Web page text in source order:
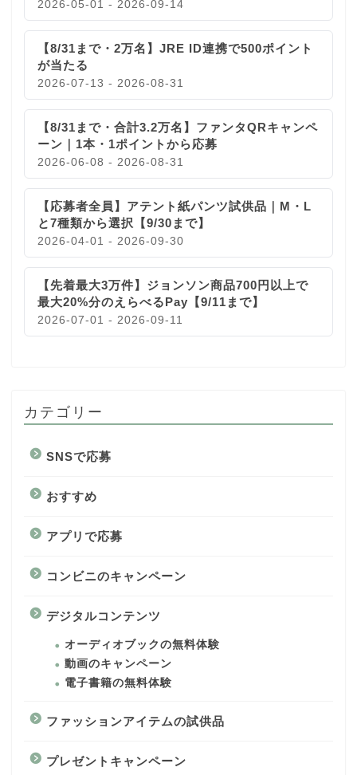
2026-05-01 - 2026-09-14
【8/31まで・2万名】JRE ID連携で500ポイント
が当たる
2026-07-13 - 2026-08-31
【8/31まで・合計3.2万名】ファンタQRキャンペ
ーン｜1本・1ポイントから応募
2026-06-08 - 2026-08-31
【応募者全員】アテント紙パンツ試供品｜M・L
と7種類から選択【9/30まで】
2026-04-01 - 2026-09-30
【先着最大3万件】ジョンソン商品700円以上で
最大20%分のえらべるPay【9/11まで】
2026-07-01 - 2026-09-11
カテゴリー
SNSで応募
おすすめ
アプリで応募
コンビニのキャンペーン
デジタルコンテンツ
オーディオブックの無料体験
動画のキャンペーン
電子書籍の無料体験
ファッションアイテムの試供品
プレゼントキャンペーン